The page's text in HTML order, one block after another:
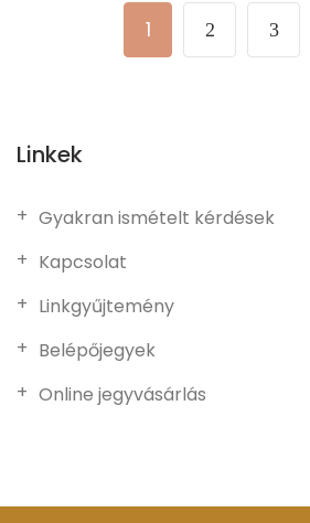
1 2 3
Linkek
Gyakran ismételt kérdések
Kapcsolat
Linkgyűjtemény
Belépőjegyek
Online jegyvásárlás